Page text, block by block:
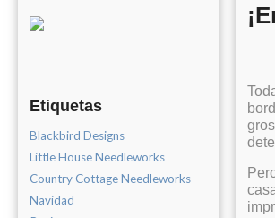
Etiquetas
Blackbird Designs
Little House Needleworks
Country Cottage Needleworks
Navidad